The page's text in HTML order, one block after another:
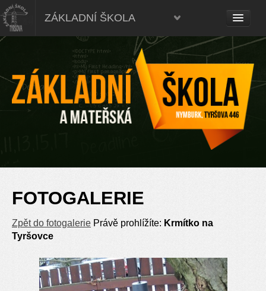
ZÁKLADNÍ ŠKOLA
FOTOGALERIE
Zpět do fotogalerie Právě prohlížíte: Krmítko na
Tyršovce